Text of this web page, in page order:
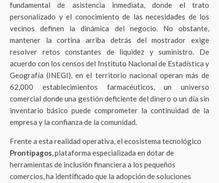
fundamental de asistencia inmediata, donde el trato
personalizado y el conocimiento de las necesidades de los
vecinos definen la dinámica del negocio. No obstante,
mantener la cortina arriba detrás del mostrador exige
resolver retos constantes de liquidez y suministro. De
acuerdo con los censos del Instituto Nacional de Estadística y
Geografía (INEGI), en el territorio nacional operan más de
62,000 establecimientos farmacéuticos, un universo
comercial donde una gestión deficiente del dinero o un día sin
inventario básico puede comprometer la continuidad de la
empresa y la confianza de la comunidad.
Frente a esta realidad operativa, el ecosistema tecnológico
Prontipagos, plataforma especializada en dotar de
herramientas de inclusión financiera a los pequeños
comercios, ha identificado que la adopción de soluciones